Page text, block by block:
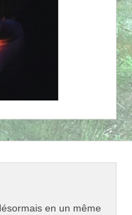
en un même